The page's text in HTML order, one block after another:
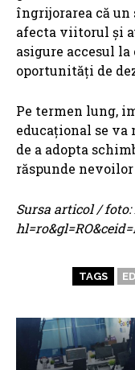
îngrijorarea că
afecta viitorul și
asigure accesul
oportunități de
Pe termen lung,
educațional se va
de a adopta
răspunde
Sursa articol / foto:
TAGS